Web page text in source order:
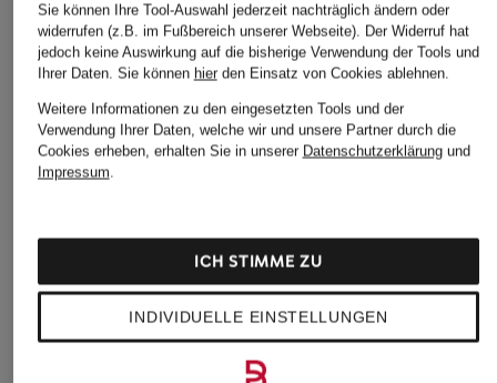
+Aktionsrabatt
SCHMENGER
+Aktionsrabatt
UNÜTZER
Zehentrenner
+Aktionsrabatt
KENNEL &
SCHMENGER
Sie können Ihre Tool-Auswahl jederzeit nachträglich ändern oder
widerrufen (z.B. im Fußbereich unserer Webseite). Der Widerruf hat
jedoch keine Auswirkung auf die bisherige Verwendung der Tools und
Ihrer Daten. Sie können hierden Einsatz von Cookies ablehnen.
Weitere Informationen zu den eingesetzten Tools und der
Verwendung Ihrer Daten, welche wir und unsere Partner durch die
Cookies erheben, erhalten Sie in unserer Datenschutzerklärungund
Impressum.
INDIVIDUELLE EINSTELLUNGEN
ICH STIMME ZU